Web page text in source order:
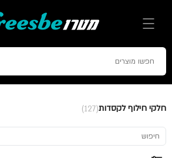
חלקי חילוף לקסדות(127)